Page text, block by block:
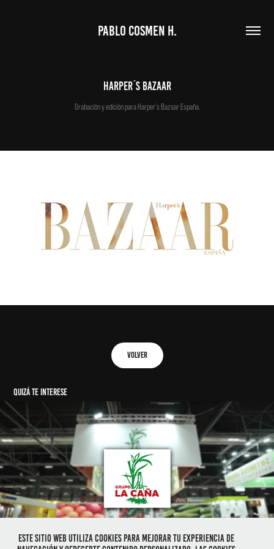
PABLO COSMEN H.
harper´s bazaar
Grabación y edición para Harper's Bazaar España.
VOLVER
quizá te interese
Grupo La Caña
2022
Este sitio web utiliza cookies para mejorar tu experiencia de